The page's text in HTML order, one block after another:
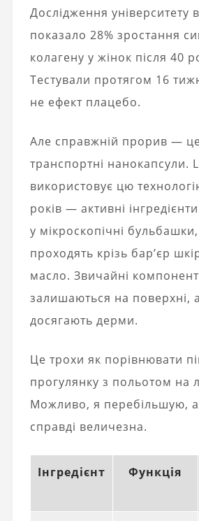
Дослідження університету
показало 28% зростання
колагену у жінок після 40
Тестували протягом 16
не ефект плацебо.
Але справжній прорив —
транспортні нанокапсули.
використовує цю
років — активні
у мікроскопічні бульбашки,
проходять крізь бар’єр
масло. Звичайні
залишаються на поверхні,
досягають дерми.
Це трохи як порівнювати
прогулянку з польотом на
Можливо, я перебільшую,
справді величезна.
Інгредієнт Функція